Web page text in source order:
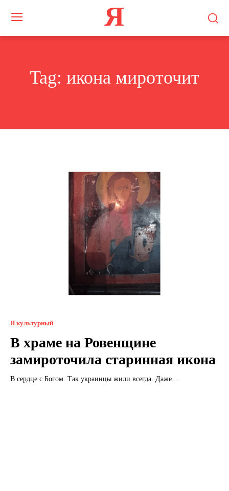
Я
Tag: икона мироточит
Я культурный
В храме на Ровенщине
замироточила старинная икона
В сердце с Богом. Так украинцы жили всегда. Даже...